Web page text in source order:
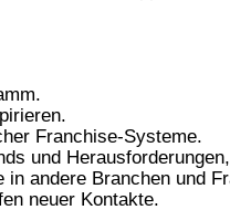
Franchise-Systeme.
und
andere Branchen und
neuer Kontakte.